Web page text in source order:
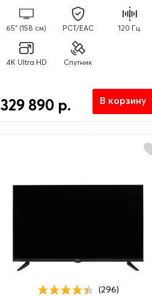
65" (158 см) PCT/EAC 120 Гц
4K Ultra HD Спутник
329 890 р. В корзину
(296)